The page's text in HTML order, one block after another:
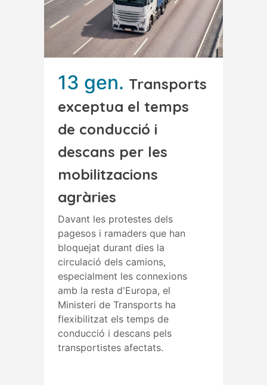
13 gen. Transports
exceptua el temps
de conducció i
descans per les
mobilitzacions
agràries
Davant les protestes dels
pagesos i ramaders que han
bloquejat durant dies la
circulació dels camions,
especialment les connexions
amb la resta d'Europa, el
Ministeri de Transports ha
flexibilitzat els temps de
conducció i descans pels
transportistes afectats.